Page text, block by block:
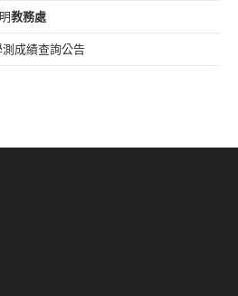
教務處
成績查詢公告